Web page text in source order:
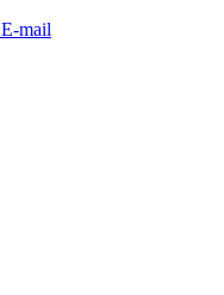
E-mail